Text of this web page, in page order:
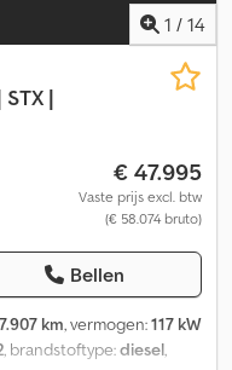
1 / 14
|
€ 47.995
Vaste prijs excl. btw
(€ 58.074 bruto)
Bellen
km, vermogen:117 kW
, brandstoftype:diesel,